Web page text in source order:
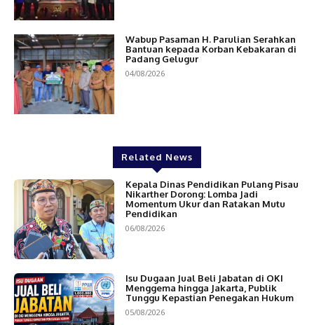
Wabup Pasaman H. Parulian Serahkan
Bantuan kepada Korban Kebakaran di
Padang Gelugur
04/08/2026
Related News
Kepala Dinas Pendidikan Pulang Pisau
Nikarther Dorong: Lomba Jadi
Momentum Ukur dan Ratakan Mutu
Pendidikan
06/08/2026
Isu Dugaan Jual Beli Jabatan di OKI
Menggema hingga Jakarta, Publik
Tunggu Kepastian Penegakan Hukum
05/08/2026